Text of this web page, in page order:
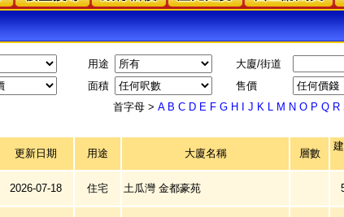
用途
大廈/街道
面積 售價
首字母 > A B C D E F G H J K L M N O P Q R
更新日期 用途 大廈名稱 層數
2026-07-18 住宅 土瓜灣 金都豪苑